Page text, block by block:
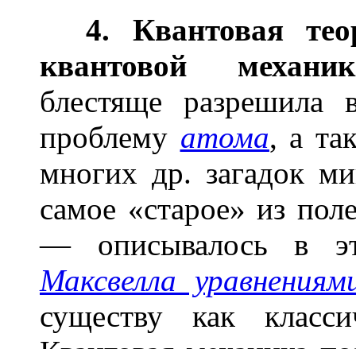
4. Квантовая
квантовой
блестяще
проблему атома, а
многих др. загадок
самое «старое» из
— описывалось в
Максвелла
существу как